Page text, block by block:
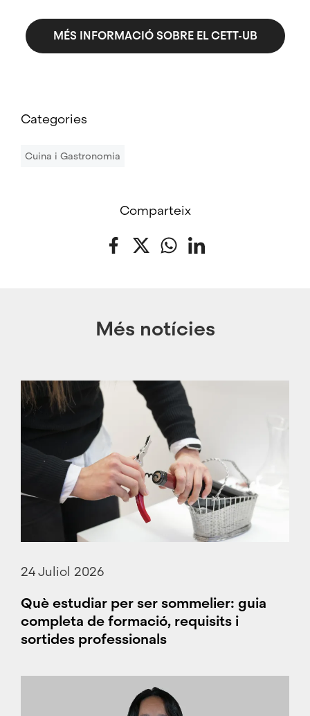
MÉS INFORMACIÓ SOBRE EL CETT-UB
Categories
Cuina i Gastronomia
Comparteix
Facebook
Twitter WhatsApp
Més notícies
24 Juliol 2026
Què estudiar per ser sommelier: guia
completa de formació, requisits i
sortides professionals